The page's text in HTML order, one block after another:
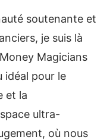
soutenante et
je suis là
Magicians
idéal pour le
et la
ultra-
où nous